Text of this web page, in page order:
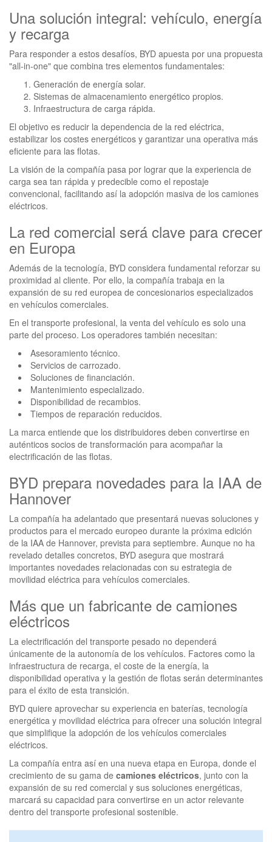
Una solución integral: vehículo, energía
y recarga
Para responder a estos desafíos, BYD apuesta por una propuesta
"all-in-one" que combina tres elementos fundamentales:
Generación de energía solar.
Sistemas de almacenamiento energético propios.
Infraestructura de carga rápida.
El objetivo es reducir la dependencia de la red eléctrica,
estabilizar los costes energéticos y garantizar una operativa más
eficiente para las flotas.
La visión de la compañía pasa por lograr que la experiencia de
carga sea tan rápida y predecible como el repostaje
convencional, facilitando así la adopción masiva de los camiones
eléctricos.
La red comercial será clave para crecer
en Europa
Además de la tecnología, BYD considera fundamental reforzar su
proximidad al cliente. Por ello, la compañía trabaja en la
expansión de su red europea de concesionarios especializados
en vehículos comerciales.
En el transporte profesional, la venta del vehículo es solo una
parte del proceso. Los operadores también necesitan:
Asesoramiento técnico.
Servicios de carrozado.
Soluciones de financiación.
Mantenimiento especializado.
Disponibilidad de recambios.
Tiempos de reparación reducidos.
La marca entiende que los distribuidores deben convertirse en
auténticos socios de transformación para acompañar la
electrificación de las flotas.
BYD prepara novedades para la IAA de
Hannover
La compañía ha adelantado que presentará nuevas soluciones y
productos para el mercado europeo durante la próxima edición
de la IAA de Hannover, prevista para septiembre. Aunque no ha
revelado detalles concretos, BYD asegura que mostrará
importantes novedades relacionadas con su estrategia de
movilidad eléctrica para vehículos comerciales.
Más que un fabricante de camiones
eléctricos
La electrificación del transporte pesado no dependerá
únicamente de la autonomía de los vehículos. Factores como la
infraestructura de recarga, el coste de la energía, la
disponibilidad operativa y la gestión de flotas serán determinantes
para el éxito de esta transición.
BYD quiere aprovechar su experiencia en baterías, tecnología
energética y movilidad eléctrica para ofrecer una solución integral
que simplifique la adopción de los vehículos comerciales
eléctricos.
La compañía entra así en una nueva etapa en Europa, donde el
crecimiento de su gama de camiones eléctricos, junto con la
expansión de su red comercial y sus soluciones energéticas,
marcará su capacidad para convertirse en un actor relevante
dentro del transporte profesional sostenible.